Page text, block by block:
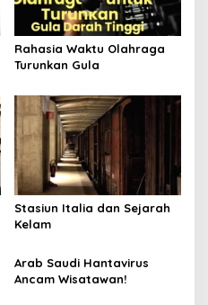
Rahasia Waktu Olahraga
Turunkan Gula
Stasiun Italia dan Sejarah
Kelam
Arab Saudi Hantavirus
Ancam Wisatawan!